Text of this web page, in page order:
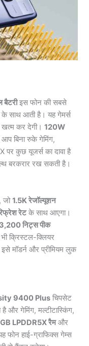
बैटरीइस फोन की सबसे
के साथ आती है। यह गेमर्स
खत्म कर देगी।120W
बिना रुके गेमिंग,
पर कुछ यूजर्स का दावा है
बरकरार रख सकती है।
जो1.5K रेजॉल्यूशन
रेटके साथ आएगा।
3,200 निट्स पीक
क्रिस्टल-क्लियर
इसे मॉडर्न और प्रीमियम लुक
9400 Plus चिपसेट
है और गेमिंग, मल्टीटास्किंग,
LPDDR5X रैमऔर
फोन हाई-ग्राफिक्स गेम्स